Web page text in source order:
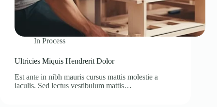
In Process
Ultricies Miquis Hendrerit Dolor
Est ante in nibh mauris cursus mattis molestie a
iaculis. Sed lectus vestibulum mattis…